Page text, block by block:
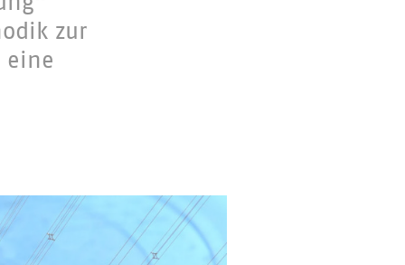
zur
eine